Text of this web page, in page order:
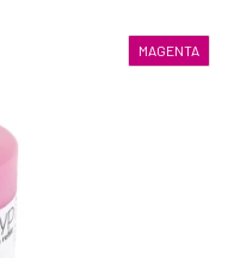
MAGENTA